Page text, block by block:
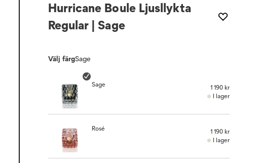
Hurricane Boule Ljusllykta
Regular | Sage
Välj färgSage
Sage
1 190 kr
I lager
Rosé
1 190 kr
I lager